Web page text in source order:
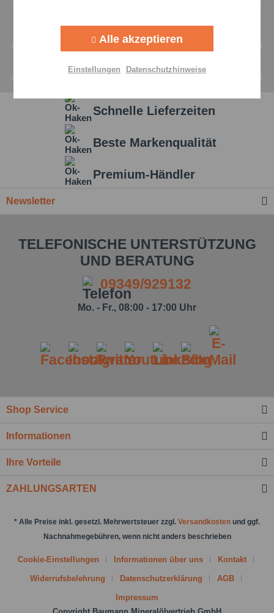
Kenntnis genommen.*
Schnelle Lieferzeiten
Beste Markenqualität
Premium-Händler
Newsletter
TELEFONISCHE UNTERSTÜTZUNG
UND BERATUNG
09349/929132
Mo. - Fr., 08:00 - 17:00 Uhr
Shop Service
Informationen
Ihre Vorteile
ZAHLUNGSARTEN
* Alle Preise inkl. gesetzl. Mehrwertsteuer zzgl. Versandkosten und ggf.
Nachnahmegebühren, wenn nicht anders beschrieben
Cookie-Einstellungen Informationen über uns Kontakt
Widerrufsbelehrung Datenschutzerklärung AGB
Impressum
Personalisierung Aktiv
Alle akzeptieren
Einstellungen Datenschutzhinweise